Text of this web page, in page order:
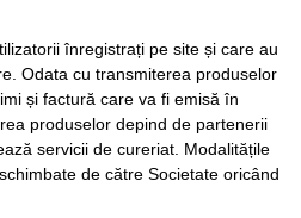
înregistrați pe site și care au
Odata cu transmiterea produselor
și factură care va fi emisă în
produselor depind de partenerii
servicii de cureriat. Modalitățile
de către Societate oricând